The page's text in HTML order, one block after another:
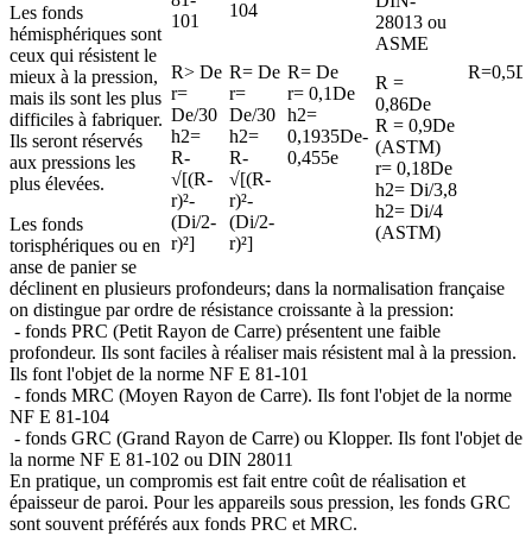
101
104
28013 ou
ASME
R> De
r=
De/30
h2=
R-
√[(R-
r)²-
(Di/2-
r)²]
R= De
r=
De/30
h2=
R-
√[(R-
r)²-
(Di/2-
r)²]
R= De
r= 0,1De
h2=
0,1935De-
0,455e
R =
0,86De
R = 0,9De
(ASTM)
r= 0,18De
h2= Di/3,8
h2= Di/4
(ASTM)
Les fonds
hémisphériques sont
ceux qui résistent le
mieux à la pression,
mais ils sont les plus
difficiles à fabriquer.
Ils seront réservés
aux pressions les
plus élevées.
Les fonds
torisphériques ou en
anse de panier se
déclinent en plusieurs profondeurs; dans la normalisation française
on distingue par ordre de résistance croissante à la pression:
- fonds PRC (Petit Rayon de Carre) présentent une faible
profondeur. Ils sont faciles à réaliser mais résistent mal à la pression.
Ils font l'objet de la norme NF E 81-101
- fonds MRC (Moyen Rayon de Carre). Ils font l'objet de la norme
NF E 81-104
- fonds GRC (Grand Rayon de Carre) ou Klopper. Ils font l'objet de
la norme NF E 81-102 ou DIN 28011
En pratique, un compromis est fait entre coût de réalisation et
épaisseur de paroi. Pour les appareils sous pression, les fonds GRC
sont souvent préférés aux fonds PRC et MRC.